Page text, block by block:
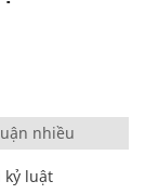
nhiều
kỷ luật